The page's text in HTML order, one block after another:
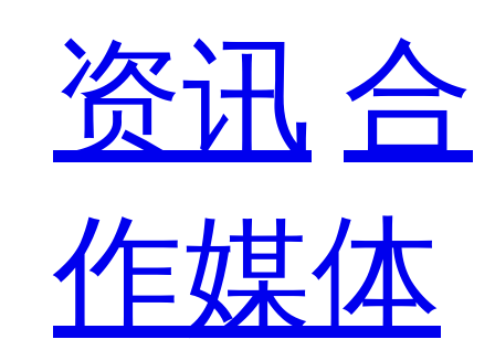
资讯 合
作媒体